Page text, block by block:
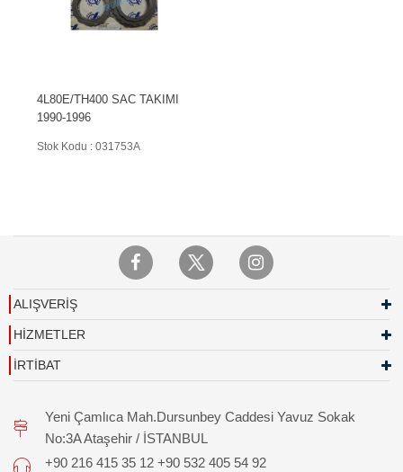
4L80E/TH400 SAC TAKIMI
1990-1996
Stok Kodu : 031753A
ALIŞVERİŞ
HİZMETLER
İRTİBAT
Yeni Çamlıca Mah.Dursunbey Caddesi Yavuz Sokak
No:3A Ataşehir / İSTANBUL
+90 216 415 35 12 +90 532 405 54 92